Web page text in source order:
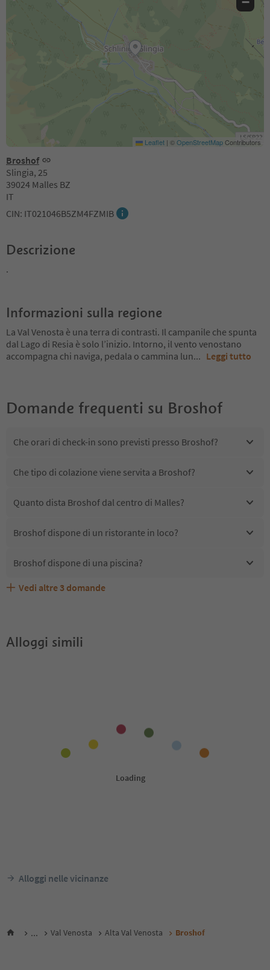
Broshof
Slingia, 25
39024 Malles BZ
IT
CIN: IT021046B5ZM4FZMIB
Leaflet | ©OpenStreetMapContributors
Descrizione
.
Informazioni sulla regione
La Val Venosta è una terra di contrasti. Il campanile che spunta
dal Lago di Resia è solo l’inizio. Intorno, il vento venostano
accompagna chi naviga, pedala o cammina lun... Leggi tutto
Domande frequenti su Broshof
Che orari di check-in sono previsti presso Broshof?
Che tipo di colazione viene servita a Broshof?
Quanto dista Broshof dal centro di Malles?
Broshof dispone di un ristorante in loco?
Broshof dispone di una piscina?
Broshof accetta animali domestici?
Quali servizi/attività sono disponibili presso Broshof?
Gli ospiti di Broshof ricevono l'Alto Adige Guest Pass?
Vedi altre 3 domande
Alloggi simili
Alloggi nelle vicinanze
... Val Venosta Alta Val Venosta Broshof